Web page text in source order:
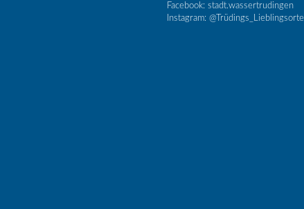
Facebook: stadt.wassertrudingen
Instagram: @Trüdings_Lieblingsorte